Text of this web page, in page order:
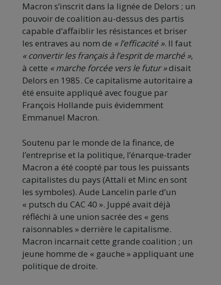
Macron s’inscrit dans la lignée de Delors ; un
pouvoir de coalition au-dessus des partis
capable d’affaiblir les résistances et briser
les entraves au nom de « l’efficacité ». Il faut
« convertir les français à l’esprit de marché »,
à cette « marche forcée vers le futur »disait
Delors en 1985. Ce capitalisme autoritaire a
été ensuite appliqué avec fougue par
François Hollande puis évidemment
Emmanuel Macron.
Soutenu par le monde de la finance, de
l’entreprise et la politique, l’énarque-trader
Macron a été coopté par tous les puissants
capitalistes du pays (Attali et Minc en sont
les symboles). Aude Lancelin parle d’un
« putsch du CAC 40 ». Juppé avait déjà
réfléchi à une union sacrée des « gens
raisonnables » derrière le capitalisme.
Macron incarnait cette grande coalition ; un
jeune homme de « gauche » appliquant une
politique de droite.